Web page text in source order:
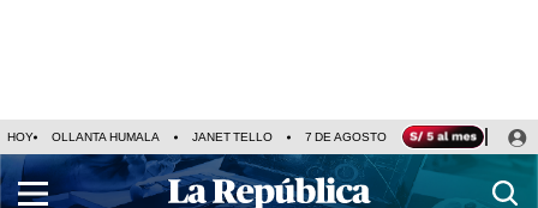
HOY OLLANTA HUMALA JANET TELLO 7 DE AGOSTO TINKA RESULTADOS